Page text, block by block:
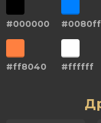
#000000 #0080ff
#ff8040 #ffffff